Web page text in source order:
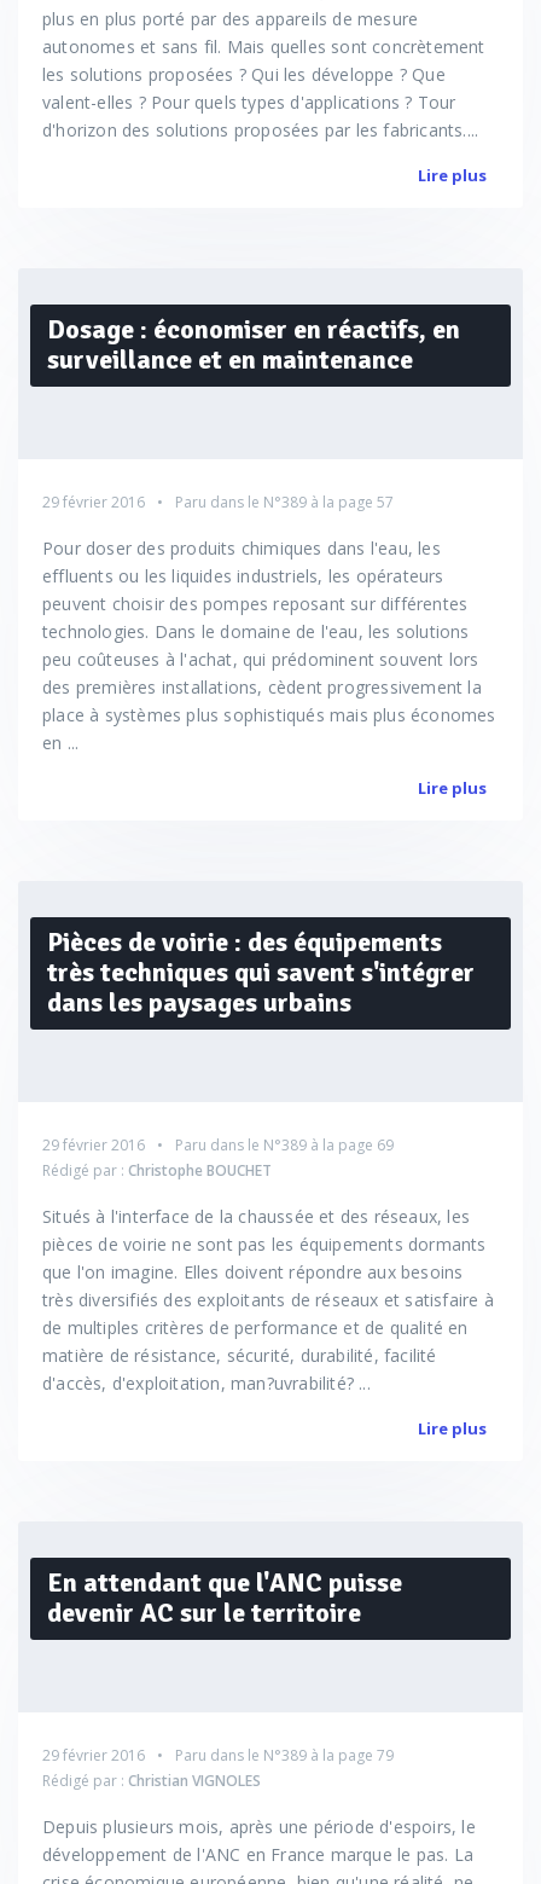
plus en plus porté par des appareils de mesure
autonomes et sans fil. Mais quelles sont concrètement
les solutions proposées ? Qui les développe ? Que
valent-elles ? Pour quels types d'applications ? Tour
d'horizon des solutions proposées par les fabricants....
Lire plus
Dosage : économiser en réactifs, en
surveillance et en maintenance
29 février 2016 Paru dans le N°389 à la page 57
Pour doser des produits chimiques dans l'eau, les
effluents ou les liquides industriels, les opérateurs
peuvent choisir des pompes reposant sur différentes
technologies. Dans le domaine de l'eau, les solutions
peu coûteuses à l'achat, qui prédominent souvent lors
des premières installations, cèdent progressivement la
place à systèmes plus sophistiqués mais plus économes
en ...
Lire plus
Pièces de voirie : des équipements
très techniques qui savent s'intégrer
dans les paysages urbains
29 février 2016 Paru dans le N°389 à la page 69
Rédigé par : Christophe BOUCHET
Situés à l'interface de la chaussée et des réseaux, les
pièces de voirie ne sont pas les équipements dormants
que l'on imagine. Elles doivent répondre aux besoins
très diversifiés des exploitants de réseaux et satisfaire à
de multiples critères de performance et de qualité en
matière de résistance, sécurité, durabilité, facilité
d'accès, d'exploitation, man?uvrabilité? ...
Lire plus
En attendant que l'ANC puisse
devenir AC sur le territoire
29 février 2016 Paru dans le N°389 à la page 79
Rédigé par : Christian VIGNOLES
Depuis plusieurs mois, après une période d'espoirs, le
développement de l'ANC en France marque le pas. La